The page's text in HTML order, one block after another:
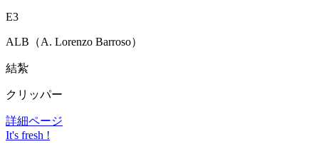
E3
ALB（A. Lorenzo Barroso）
結紮
クリッパー
詳細ページ
It's fresh !